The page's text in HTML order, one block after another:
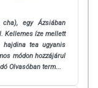
egy Ázsiában
Kellemes íze mellett
hajdina tea ugyanis
módon hozzájárul
Olvasóban term...